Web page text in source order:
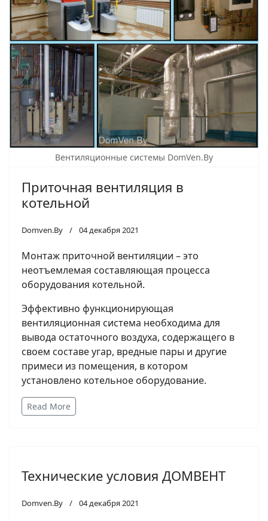
Вентиляционные системы DomVen.By
Приточная вентиляция в
котельной
Domven.By 04 декабря 2021
Монтаж приточной вентиляции – это
неотъемлемая составляющая процесса
оборудования котельной.
Эффективно функционирующая
вентиляционная система необходима для
вывода остаточного воздуха, содержащего в
своем составе угар, вредные пары и другие
примеси из помещения, в котором
установлено котельное оборудование.
Read More
Технические условия ДОМВЕНТ
Domven.By 04 декабря 2021